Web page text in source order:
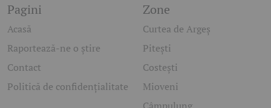
Pagini
Acasă
Raportează-ne o știre
Contact
Politică de confidențialitate
Zone
Curtea de Argeș
Pitești
Costești
Mioveni